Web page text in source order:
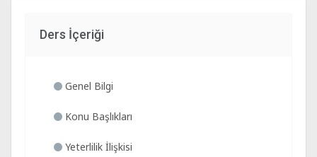
Ders İçeriği
Genel Bilgi
Konu Başlıkları
Yeterlilik İlişkisi